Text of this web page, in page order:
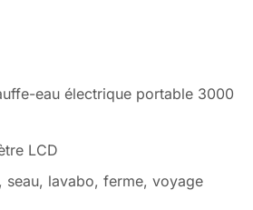
eau électrique portable 3000
LCD
seau, lavabo, ferme, voyage